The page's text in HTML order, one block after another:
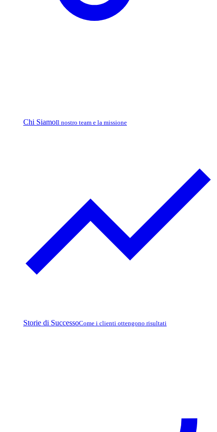
Chi SiamoIl nostro team e la missione
Storie di SuccessoCome i clienti ottengono risultati